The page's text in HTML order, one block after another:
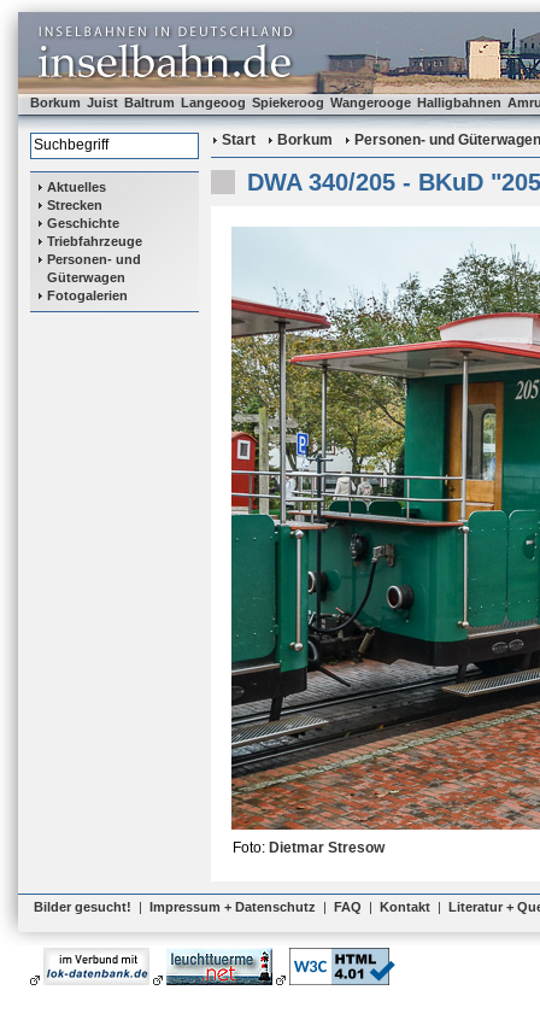
Borkum Juist Baltrum Langeoog Spiekeroog Wangerooge Halligbahnen
Aktuelles
Strecken
Geschichte
Triebfahrzeuge
Personen- und
Güterwagen
Fotogalerien
Start Borkum Personen- und Güterwagen
DWA 340/205 - BKuD
Foto: Dietmar Stresow
Bilder gesucht! | Impressum + Datenschutz | FAQ | Kontakt | Literatur +